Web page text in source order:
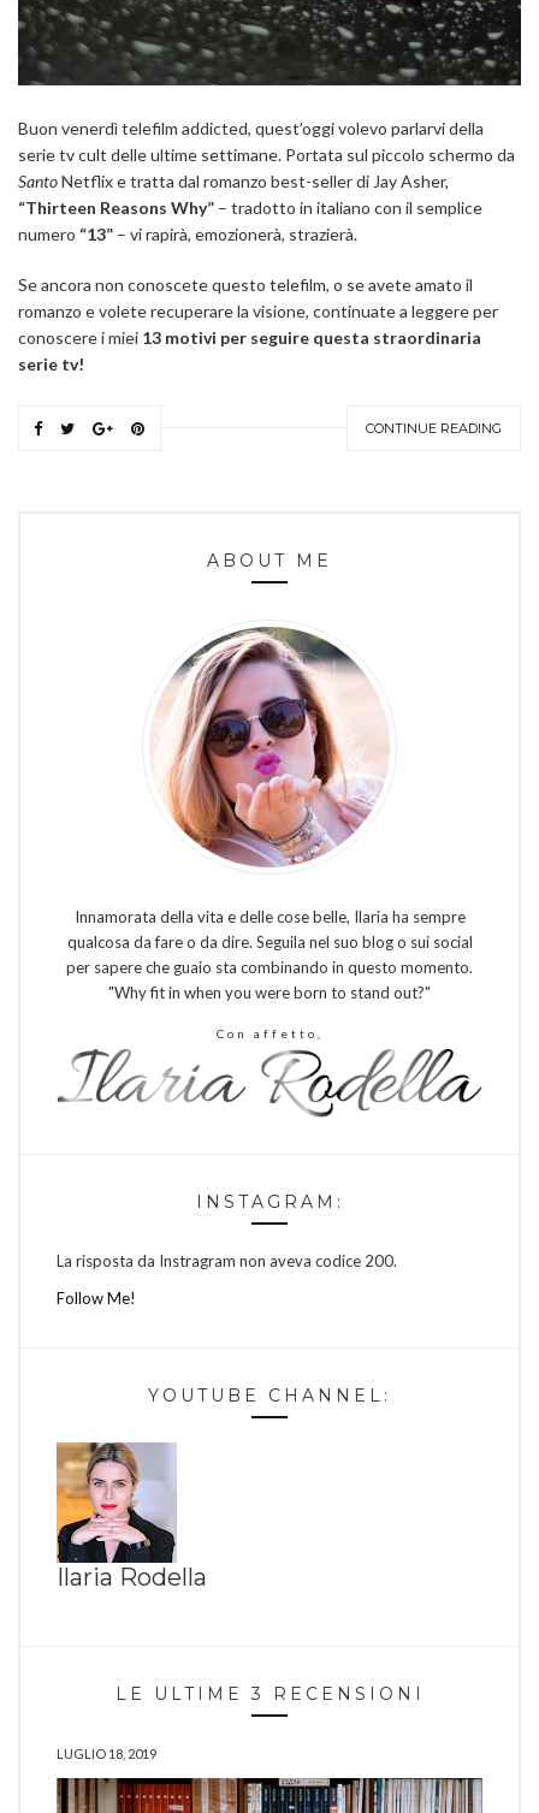
Buon venerdì telefilm addicted, quest’oggi volevo parlarvi della
serie tv cult delle ultime settimane. Portata sul piccolo schermo da
SantoNetflix e tratta dal romanzo best-seller di Jay Asher,
“Thirteen Reasons Why” – tradotto in italiano con il semplice
numero “13” – vi rapirà, emozionerà, strazierà.
Se ancora non conoscete questo telefilm, o se avete amato il
romanzo e volete recuperare la visione, continuate a leggere per
conoscere i miei 13 motivi per seguire questa straordinaria
serie tv!
CONTINUE READING
ABOUT ME
Innamorata della vita e delle cose belle, Ilaria ha sempre
qualcosa da fare o da dire. Seguila nel suo blog o sui social
per sapere che guaio sta combinando in questo momento.
"Why fit in when you were born to stand out?"
Con affetto,
INSTAGRAM:
La risposta da Instragram non aveva codice 200.
Follow Me!
YOUTUBE CHANNEL:
Ilaria Rodella
LE ULTIME 3 RECENSIONI
LUGLIO 18, 2019